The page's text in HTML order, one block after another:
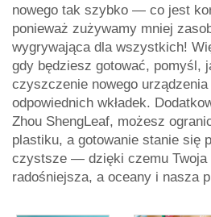
nowego tak szybko — co jest
ponieważ zużywamy mniej
wygrywająca dla wszystkich!
gdy będziesz gotować, pomyśl,
czyszczenie nowego
odpowiednich wkładek.
Zhou ShengLeaf, możesz
plastiku, a gotowanie stanie się
czystsze — dzięki czemu Twoja
radośniejsza, a oceany i nasza